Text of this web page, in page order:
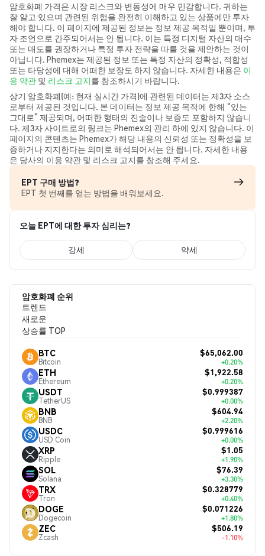
암호화폐 가격은 시장 리스크와 변동성에 매우 민감합니다. 귀하는
잘 알고 있으며 관련된 위험을 완전히 이해하고 있는 상품에만 투자
해야 합니다. 이 페이지에 제공된 정보는 정보 제공 목적일 뿐이며, 투
자 조언으로 간주되어서는 안 됩니다. 이는 특정 디지털 자산의 매수
또는 매도를 권장하거나 특정 투자 전략을 따를 것을 제안하는 것이
아닙니다. Phemex는 제공된 정보 또는 특정 자산의 정확성, 적합성
또는 타당성에 대해 어떠한 보장도 하지 않습니다. 자세한 내용은 이
용 약관 및 리스크 고지를 참조하시기 바랍니다.
상기 암호화폐(예: 현재 실시간 가격)에 관련된 데이터는 제3자 소스
로부터 제공된 것입니다. 본 데이터는 정보 제공 목적에 한해 “있는
그대로” 제공되며, 어떠한 형태의 진술이나 보증도 포함하지 않습니
다. 제3자 사이트로의 링크는 Phemex의 관리 하에 있지 않습니다. 이
페이지의 콘텐츠는 Phemex가 해당 내용의 신뢰성 또는 정확성을 보
증하거나 지지한다는 의미로 해석되어서는 안 됩니다. 자세한 내용
은 당사의 이용 약관 및 리스크 고지를 참조해 주세요.
EPT 구매 방법?
EPT 첫 번째를 얻는 방법을 배워보세요.
오늘 EPT에 대한 투자 심리는?
강세 약세
암호화폐 순위
트렌드
새로운
상승률 TOP
BTC
Bitcoin
$65,062.00
+0.20%
ETH
Ethereum
$1,922.58
+0.20%
USDT
TetherUS
$0.999387
+0.00%
BNB
BNB
$604.94
+2.20%
USDC
USD Coin
$0.999616
+0.00%
XRP
Ripple
$1.05
+1.90%
SOL
Solana
$76.39
+3.30%
TRX
Tron
$0.328779
+0.40%
DOGE
Dogecoin
$0.071226
+1.80%
ZEC
Zcash
$506.19
-1.10%